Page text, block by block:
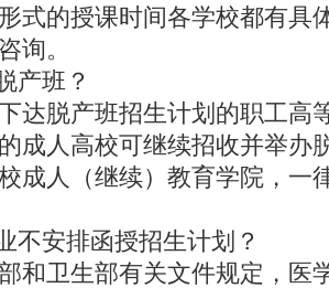
式的授课时间各学校都有具
询。
产班？
达脱产班招生计划的职工高
成人高校可继续招收并举办
成人（继续）教育学院，一
不安排函授招生计划？
和卫生部有关文件规定，医